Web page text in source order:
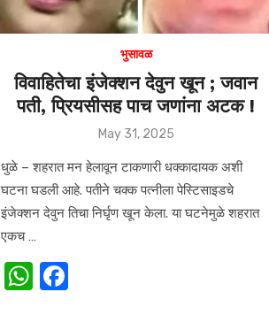
भुसावळ
विवाहितेचा इंजेक्शन देवुन खून ; जवान
पती, प्रियसीसह पाच जणांना अटक !
Posted
May 31, 2025
धुळे – शहरात मन हेलावून टाकणारी धक्कादायक अशी
घटना घडली आहे. पतीने चक्क पत्नीला पेस्टिसाइडचे
इंजेक्शन देवुन तिचा निर्घृण खून केला. या घटनेमुळे शहरात
एकच …
W